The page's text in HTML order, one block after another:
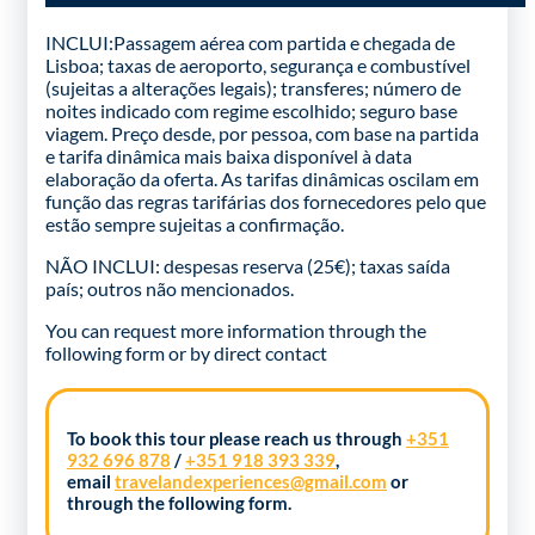
INCLUI:Passagem aérea com partida e chegada de
Lisboa; taxas de aeroporto, segurança e combustível
(sujeitas a alterações legais); transferes; número de
noites indicado com regime escolhido; seguro base
viagem. Preço desde, por pessoa, com base na partida
e tarifa dinâmica mais baixa disponível à data
elaboração da oferta. As tarifas dinâmicas oscilam em
função das regras tarifárias dos fornecedores pelo que
estão sempre sujeitas a confirmação.
NÃO INCLUI: despesas reserva (25€); taxas saída
país; outros não mencionados.
You can request more information through the
following formor by direct contact
To book this tour please reach us through +351
932 696 878 /+351 918 393 339,
email travelandexperiences@gmail.com or
through the following form.